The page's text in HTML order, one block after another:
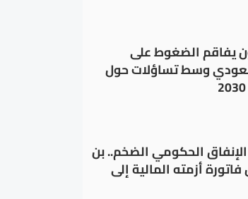
يفاقم الضغوط على
وسط تساؤلات حول
الحكومي الضخم.. بن
أزمته المالية إلى